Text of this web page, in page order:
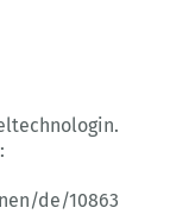
de/10863